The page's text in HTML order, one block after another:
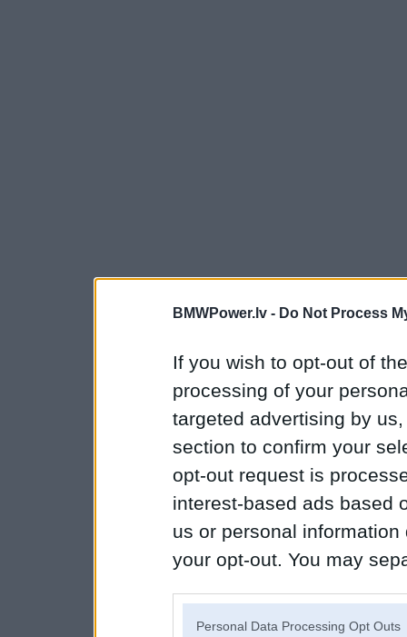
BMWPower.lv - Do Not Process
If you wish to opt-out of
processing of your
targeted advertising by
section to confirm your
opt-out request is
interest-based ads based
us or personal
your opt-out. You may
Personal Data Processing Opt Outs